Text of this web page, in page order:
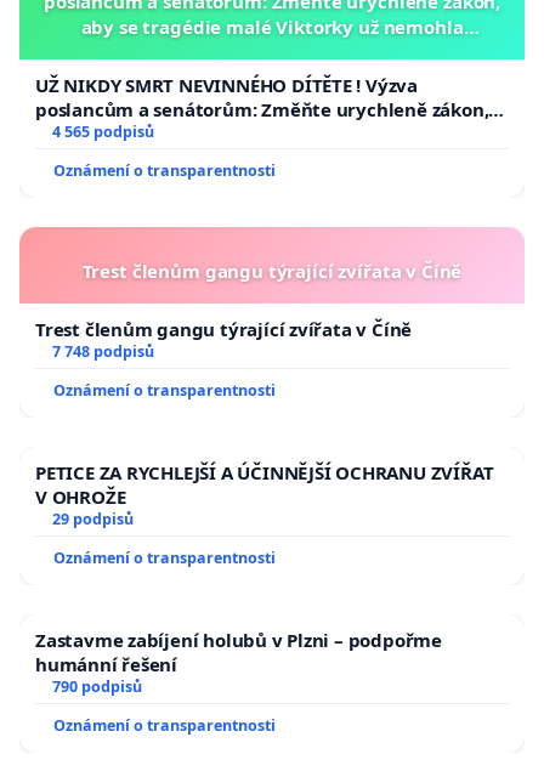
aby se tragédie malé Viktorky už nemohla
UŽ NIKDY SMRT NEVINNÉHO DÍTĚTE ! Výzva
poslancům a senátorům: Změňte urychleně zákon,
aby se tragédie malé Viktorky už nemohla opakovat!
4 565 podpisů
Oznámení o transparentnosti
Trest členům gangu týrající zvířata v Číně
Trest členům gangu týrající zvířata v Číně
7 748 podpisů
Oznámení o transparentnosti
PETICE ZA RYCHLEJŠÍ A ÚČINNĚJŠÍ OCHRANU ZVÍŘAT
V OHROŽE
29 podpisů
Oznámení o transparentnosti
Zastavme zabíjení holubů v Plzni – podpořme
humánní řešení
790 podpisů
Oznámení o transparentnosti